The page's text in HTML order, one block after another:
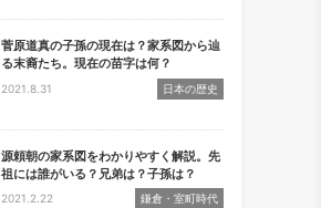
菅原道真の子孫の現在は？家系図から辿
る末裔たち。現在の苗字は何？
2021.8.31 日本の歴史
源頼朝の家系図をわかりやすく解説。先
祖には誰がいる？兄弟は？子孫は？
2021.2.22 鎌倉・室町時代